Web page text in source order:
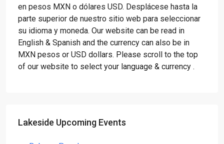
en pesos MXN o dólares USD. Desplácese hasta la
parte superior de nuestro sitio web para seleccionar
su idioma y moneda. Our website can be read in
English & Spanish and the currency can also be in
MXN pesos or USD dollars. Please scroll to the top
of our website to select your language & currency .
Lakeside Upcoming Events